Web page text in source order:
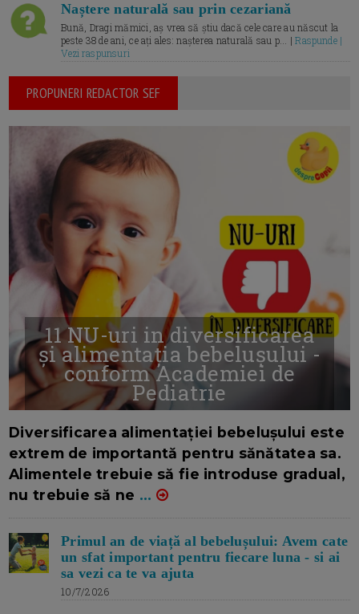
Naștere naturală sau prin cezariană
Bună, Dragi mămici, aș vrea să știu dacă cele care au născut la
peste 38 de ani, ce ați ales: nașterea naturală sau p... |Raspunde |
Vezi raspunsuri
PROPUNERI REDACTOR SEF
11 NU-uri in diversificarea
și alimentația bebelușului -
conform Academiei de
Pediatrie
Diversificarea alimentației bebelușului este
extrem de importantă pentru sănătatea sa.
Alimentele trebuie să fie introduse gradual,
nu trebuie să ne ...
Primul an de viață al bebelușului: Avem cate
un sfat important pentru fiecare luna - si ai
sa vezi ca te va ajuta
10/7/2026